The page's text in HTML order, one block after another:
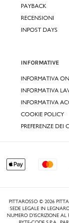
PAYBACK
RECENSIONI
INPOST DAYS
INFORMATIVE
INFORMATIVA
INFORMATIVA
INFORMATIVA
COOKIE POLICY
PREFERENZE DEI
PITTAROSSO © 2026
SEDE LEGALE IN
NUMERO D’ISCRIZIONE AL